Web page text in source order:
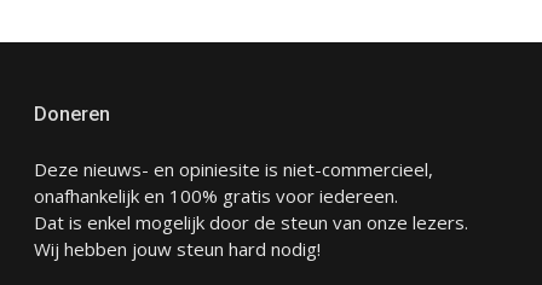
Doneren
Deze nieuws- en opiniesite is niet-commercieel,
onafhankelijk en 100% gratis voor iedereen.
Dat is enkel mogelijk door de steun van onze lezers.
Wij hebben jouw steun hard nodig!